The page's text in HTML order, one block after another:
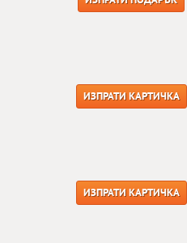
ИЗПРАТИ КАРТИЧКА
ИЗПРАТИ КАРТИЧКА